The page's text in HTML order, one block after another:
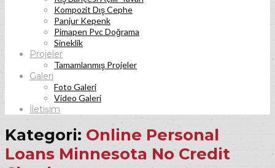
Kompozit Dış Cephe
Panjur Kepenk
Pimapen Pvc Doğrama
Sineklik
Projeler
Tamamlanmış Projeler
Galeri
Foto Galeri
Video Galeri
İletişim
Kategori: Online Personal
Loans Minnesota No Credit